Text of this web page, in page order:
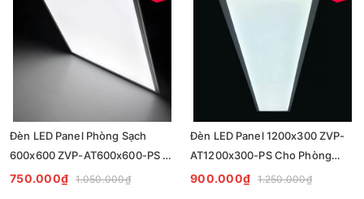
Đèn LED Panel Phòng Sạch
600x600 ZVP-AT600x600-PS -
Tiêu Chuẩn Chiếu Sáng
750.000₫ 1.050.000₫
Đèn LED Panel 1200x300 ZVP-
AT1200x300-PS Cho Phòng
Sạch - Giải Pháp Chiếu Sáng
900.000₫ 1.250.000₫